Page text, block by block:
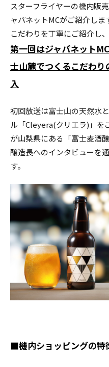
スターフライヤーの機内販
ャパネットMCがご紹介し
こだわりを丁寧にご紹介し
第一回はジャパネット
士山麓でつくるこだわ
入
初回放送は富士山の天然水
ル「Cleyera(クリエラ)」を
が山梨県にある「富士麦酒
醸造長へのインタビューを
す。
■機内ショッピングの特